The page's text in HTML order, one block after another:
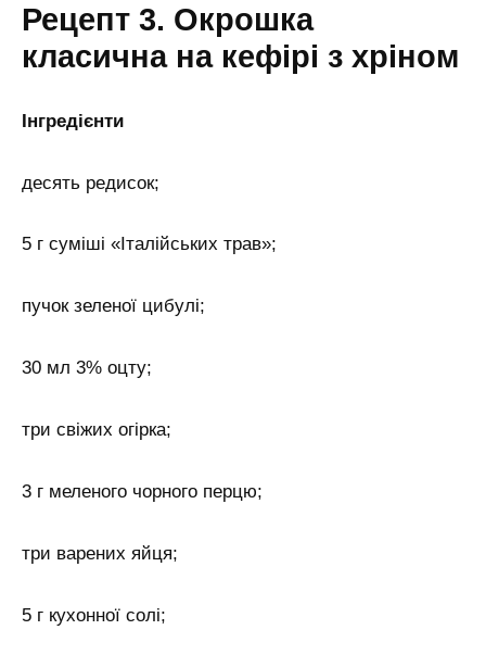
Рецепт 3. Окрошка
класична на кефірі з хріном
Інгредієнти
десять редисок;
5 г суміші «Італійських трав»;
пучок зеленої цибулі;
30 мл 3% оцту;
три свіжих огірка;
3 г меленого чорного перцю;
три варених яйця;
5 г кухонної солі;